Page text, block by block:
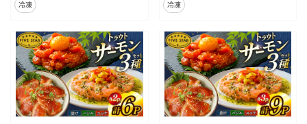
冷凍
包装 小分け 冷凍
冷凍